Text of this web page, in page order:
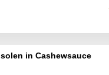
in Cashewsauce